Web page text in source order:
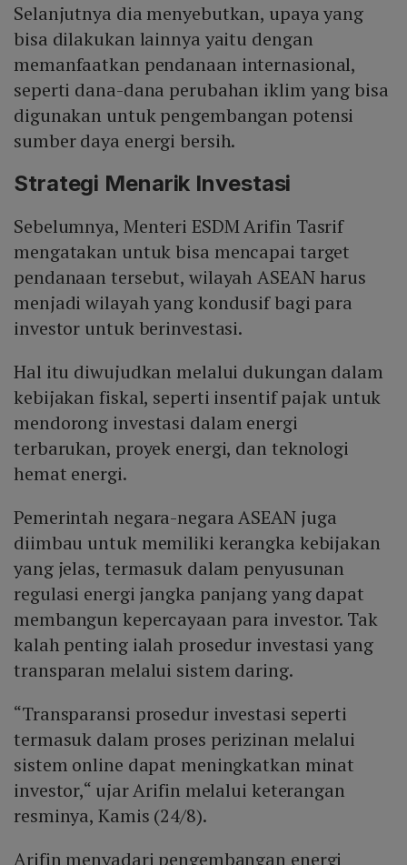
Selanjutnya dia menyebutkan, upaya yang
bisa dilakukan lainnya yaitu dengan
memanfaatkan pendanaan internasional,
seperti dana-dana perubahan iklim yang bisa
digunakan untuk pengembangan potensi
sumber daya energi bersih.
Strategi Menarik Investasi
Sebelumnya, Menteri ESDM Arifin Tasrif
mengatakan untuk bisa mencapai target
pendanaan tersebut, wilayah ASEAN harus
menjadi wilayah yang kondusif bagi para
investor untuk berinvestasi.
Hal itu diwujudkan melalui dukungan dalam
kebijakan fiskal, seperti insentif pajak untuk
mendorong investasi dalam energi
terbarukan, proyek energi, dan teknologi
hemat energi.
Pemerintah negara-negara ASEAN juga
diimbau untuk memiliki kerangka kebijakan
yang jelas, termasuk dalam penyusunan
regulasi energi jangka panjang yang dapat
membangun kepercayaan para investor. Tak
kalah penting ialah prosedur investasi yang
transparan melalui sistem daring.
“Transparansi prosedur investasi seperti
termasuk dalam proses perizinan melalui
sistem online dapat meningkatkan minat
investor,“ ujar Arifin melalui keterangan
resminya, Kamis (24/8).
Arifin menyadari pengembangan energi